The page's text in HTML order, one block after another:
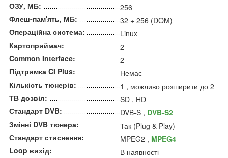
ОЗУ, МБ:
256
Флеш-пам'ять, МБ:
32 + 256 (DOM)
Операційна система:
Linux
Картоприймач:
2
Common Interface:
2
Підтримка CI Plus:
Немає
Кількість тюнерів:
1 , можливо розширити до 2
ТВ дозвіл:
SD , HD
Стандарт DVB:
DVB-S , DVB-S2
Змінні DVB тюнера:
Так (Plug & Play)
Стандарт стиснення:
MPEG2 , MPEG4
Loop вихід:
В наявності